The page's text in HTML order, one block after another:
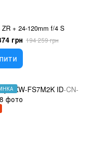
ZR + 24-120mm f/4 S
грн 194 259 грн